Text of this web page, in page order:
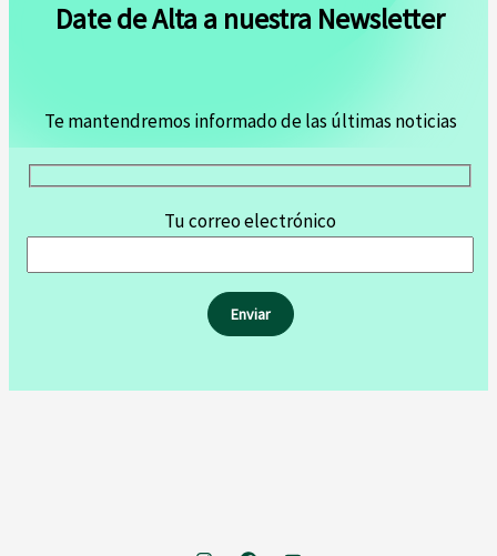
Date de Alta a nuestra Newsletter
Te mantendremos informado de las últimas noticias
Tu correo electrónico